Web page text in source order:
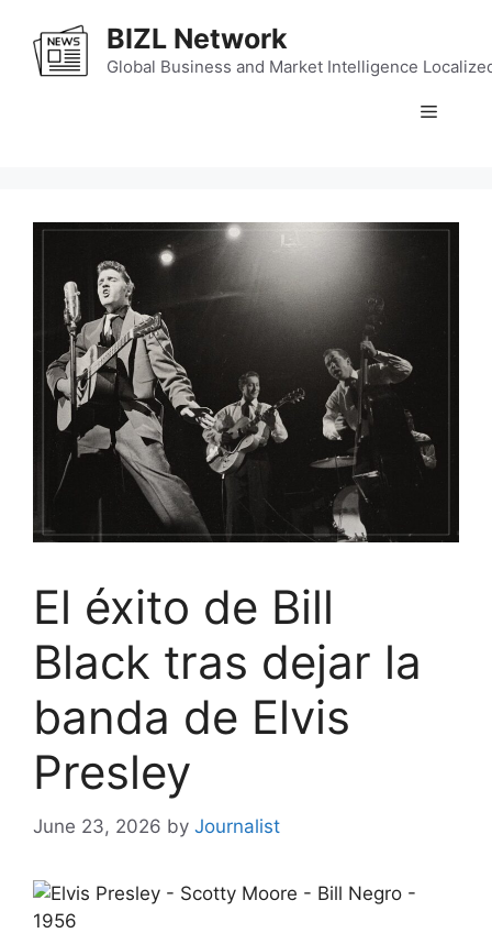
content
BIZL Network
Global Business and Market Intelligence
Menu
El éxito de Bill
Black tras dejar la
banda de Elvis
Presley
June 23, 2026 by Journalist